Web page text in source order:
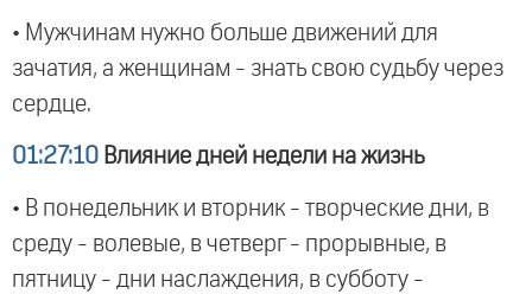
• Мужчинам нужно больше движений для
зачатия, а женщинам - знать свою судьбу через
сердце.
01:27:10 Влияние дней недели на жизнь
• В понедельник и вторник - творческие дни, в
среду - волевые, в четверг - прорывные, в
пятницу - дни наслаждения, в субботу -